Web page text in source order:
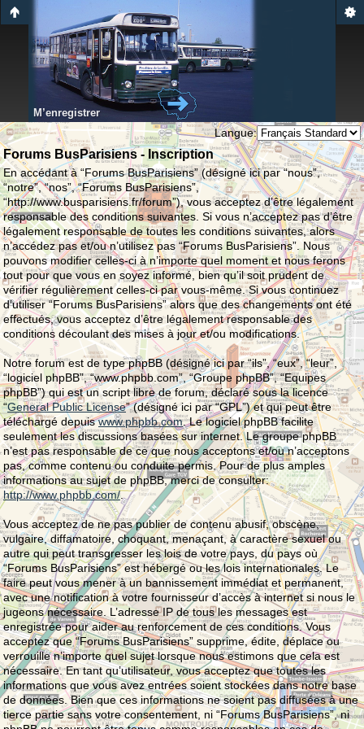
M’enregistrer
Langue:
Forums BusParisiens - Inscription
En accédant à “Forums BusParisiens” (désigné ici par “nous”,
“notre”, “nos”, “Forums BusParisiens”,
“http://www.busparisiens.fr/forum”), vous acceptez d’être légalement
responsable des conditions suivantes. Si vous n’acceptez pas d’être
légalement responsable de toutes les conditions suivantes, alors
n’accédez pas et/ou n’utilisez pas “Forums BusParisiens”. Nous
pouvons modifier celles-ci à n’importe quel moment et nous ferons
tout pour que vous en soyez informé, bien qu’il soit prudent de
vérifier régulièrement celles-ci par vous-même. Si vous continuez
d’utiliser “Forums BusParisiens” alors que des changements ont été
effectués, vous acceptez d’être légalement responsable des
conditions découlant des mises à jour et/ou modifications.
Notre forum est de type phpBB (désigné ici par “ils”, “eux”, “leur”,
“logiciel phpBB”, “www.phpbb.com”, “Groupe phpBB”, “Equipes
phpBB”) qui est un script libre de forum, déclaré sous la licence
“General Public License” (désigné ici par “GPL”) et qui peut être
téléchargé depuiswww.phpbb.com. Le logiciel phpBB facilite
seulement les discussions basées sur internet. Le groupe phpBB
n’est pas responsable de ce que nous acceptons et/ou n’acceptons
pas, comme contenu ou conduite permis. Pour de plus amples
informations au sujet de phpBB, merci de consulter:
http://www.phpbb.com/.
Vous acceptez de ne pas publier de contenu abusif, obscène,
vulgaire, diffamatoire, choquant, menaçant, à caractère sexuel ou
autre qui peut transgresser les lois de votre pays, du pays où
“Forums BusParisiens” est hébergé ou les lois internationales. Le
faire peut vous mener à un bannissement immédiat et permanent,
avec une notification à votre fournisseur d’accès à internet si nous le
jugeons nécessaire. L’adresse IP de tous les messages est
enregistrée pour aider au renforcement de ces conditions. Vous
acceptez que “Forums BusParisiens” supprime, édite, déplace ou
verrouille n’importe quel sujet lorsque nous estimons que cela est
nécessaire. En tant qu’utilisateur, vous acceptez que toutes les
informations que vous avez entrées soient stockées dans notre base
de données. Bien que ces informations ne soient pas diffusées à une
tierce partie sans votre consentement, ni “Forums BusParisiens”, ni